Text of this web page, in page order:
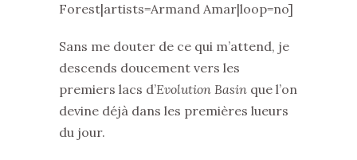
Forest|artists=Armand Amar|loop=no]
Sans me douter de ce qui m’attend, je
descends doucement vers les
premiers lacs d’Evolution Basin que l’on
devine déjà dans les premières lueurs
du jour.